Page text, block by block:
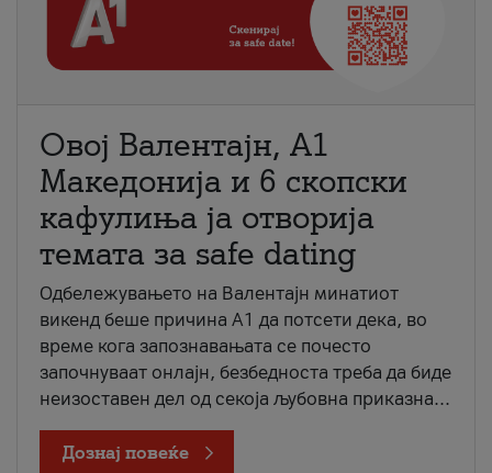
Овој Валентајн, A1
Македонија и 6 скопски
кафулиња ја отворија
темата за safe dating
Одбележувањето на Валентајн минатиот
викенд беше причина А1 да потсети дека, во
време кога запознавањата се почесто
започнуваат онлајн, безбедноста треба да биде
неизоставен дел од секоја љубовна приказна...
Дознај повеќе